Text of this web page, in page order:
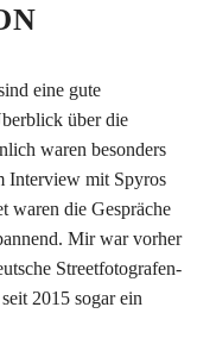
eine gute
über die
waren besonders
Interview mit Spyros
waren die Gespräche
Mir war vorher
Streetfotografen-
2015 sogar ein